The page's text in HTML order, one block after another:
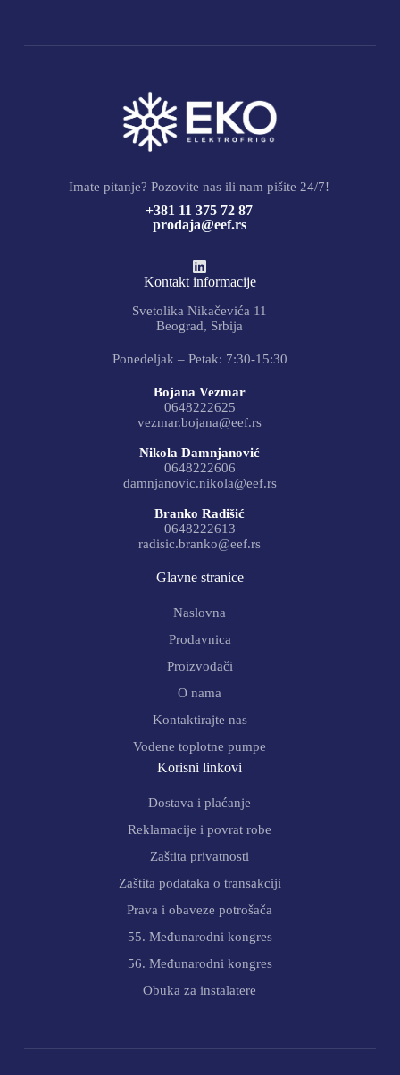
Imate pitanje? Pozovite nas ili nam pišite 24/7!
+381 11 375 72 87
prodaja@eef.rs
Kontakt informacije
Svetolika Nikačevića 11
Beograd, Srbija
Ponedeljak – Petak: 7:30-15:30
Bojana Vezmar
0648222625
vezmar.bojana@eef.rs
Nikola Damnjanović
0648222606
damnjanovic.nikola@eef.rs
Branko Radišić
0648222613
radisic.branko@eef.rs
Glavne stranice
Naslovna
Prodavnica
Proizvođači
O nama
Kontaktirajte nas
Vodene toplotne pumpe
Korisni linkovi
Dostava i plaćanje
Reklamacije i povrat robe
Zaštita privatnosti
Zaštita podataka o transakciji
Prava i obaveze potrošača
55. Međunarodni kongres
56. Međunarodni kongres
Obuka za instalatere